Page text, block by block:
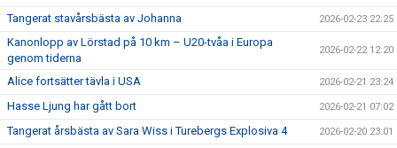
Tangerat stavårsbästa av Johanna 2026-02-23 22:25
Kanonlopp av Lörstad på 10 km – U20-tvåa i Europa
genom tiderna
2026-02-22 12:20
Alice fortsätter tävla i USA 2026-02-21 23:24
Hasse Ljung har gått bort 2026-02-21 07:02
Tangerat årsbästa av Sara Wiss i Turebergs Explosiva 4 2026-02-20 23:01